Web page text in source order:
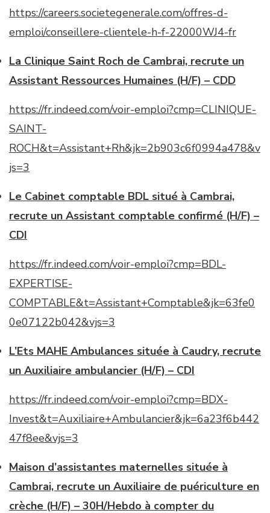
https://careers.societegenerale.com/offres-d-
emploi/conseillere-clientele-h-f-22000WJ4-fr
La Clinique Saint Roch de Cambrai, recrute un
Assistant Ressources Humaines (H/F) – CDD
https://fr.indeed.com/voir-emploi?cmp=CLINIQUE-
SAINT-
ROCH&t=Assistant+Rh&jk=2b903c6f0994a478&v
js=3
Le Cabinet comptable BDL situé à Cambrai,
recrute un Assistant comptable confirmé (H/F) –
CDI
https://fr.indeed.com/voir-emploi?cmp=BDL-
EXPERTISE-
COMPTABLE&t=Assistant+Comptable&jk=63fe0
0e07122b042&vjs=3
L’Ets MAHE Ambulances située à Caudry, recrute
un Auxiliaire ambulancier (H/F) – CDI
https://fr.indeed.com/voir-emploi?cmp=BDX-
Invest&t=Auxiliaire+Ambulancier&jk=6a23f6b442
47f8ee&vjs=3
Maison d’assistantes maternelles située à
Cambrai, recrute un Auxiliaire de puériculture en
crèche (H/F) – 30H/Hebdo à compter du